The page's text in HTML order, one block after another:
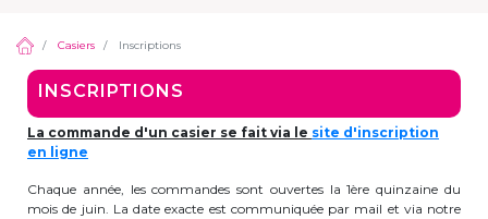
demande, suggestion :
contactez le bon
service !
Activités périscolaires Berkendael
Site de Berkendael
Casiers Inscriptions
INSCRIPTIONS
La commande d'un casier se fait via le site d'inscription
en ligne
Chaque année, les commandes sont ouvertes la 1ère quinzaine du
mois de juin. La date exacte est communiquée par mail et via notre